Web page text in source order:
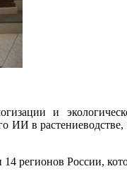
и
в
России,